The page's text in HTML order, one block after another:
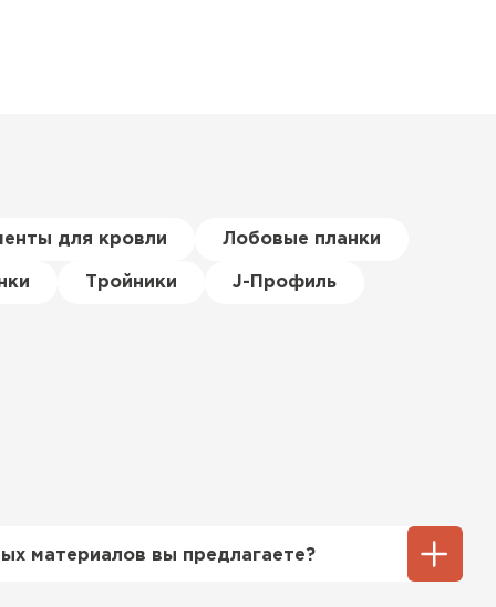
для кровли Лобовые планки
Тройники J-Профиль
материалов вы предлагаете?